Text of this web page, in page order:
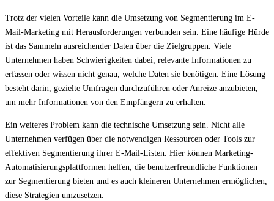
Trotz der vielen Vorteile kann die Umsetzung von Segmentierung im E-
Mail-Marketing mit Herausforderungen verbunden sein. Eine häufige Hürde
ist das Sammeln ausreichender Daten über die Zielgruppen. Viele
Unternehmen haben Schwierigkeiten dabei, relevante Informationen zu
erfassen oder wissen nicht genau, welche Daten sie benötigen. Eine Lösung
besteht darin, gezielte Umfragen durchzuführen oder Anreize anzubieten,
um mehr Informationen von den Empfängern zu erhalten.
Ein weiteres Problem kann die technische Umsetzung sein. Nicht alle
Unternehmen verfügen über die notwendigen Ressourcen oder Tools zur
effektiven Segmentierung ihrer E-Mail-Listen. Hier können Marketing-
Automatisierungsplattformen helfen, die benutzerfreundliche Funktionen
zur Segmentierung bieten und es auch kleineren Unternehmen ermöglichen,
diese Strategien umzusetzen.